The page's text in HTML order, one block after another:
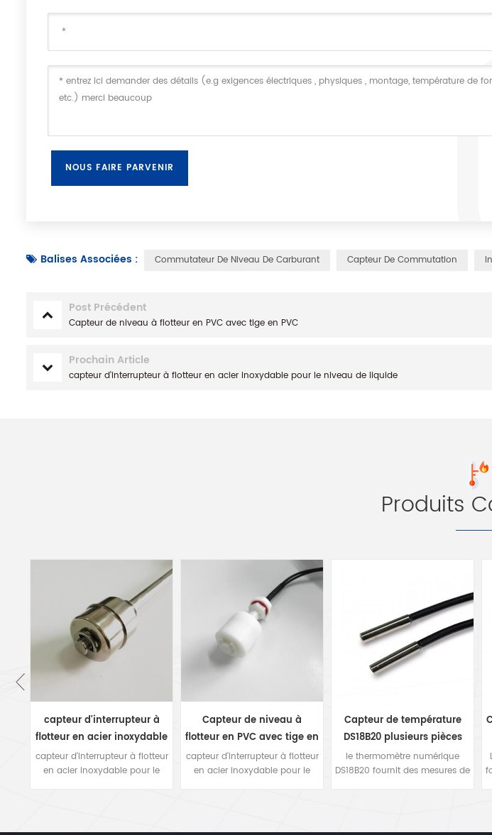
Balises Associées : Commutateur De Niveau De Carburant Capteur De Commutation
Post Précédent
Capteur de niveau à flotteur en PVC avec tige en PVC
Prochain Article
capteur d'interrupteur à flotteur en acier inoxydable pour le niveau de liquide
Produits
capteur d'interrupteur à
flotteur en acier inoxydable
pour le niveau de liquide
capteur d'interrupteur à flotteur
en acier inoxydable pour le
Capteur de niveau à
flotteur en PVC avec tige en
PVC
capteur d'interrupteur à flotteur
en acier inoxydable pour le
Capteur de température
DS18B20 plusieurs pièces
dans un bus à 1 fil
le thermomètre numérique
DS18B20 fournit des mesures de